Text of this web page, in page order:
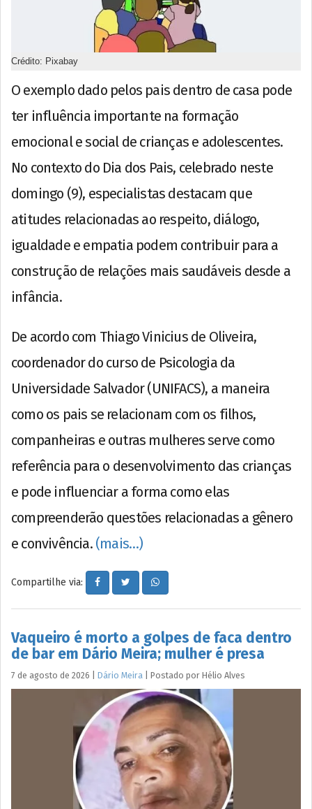
Crédito: Pixabay
O exemplo dado pelos pais dentro de casa pode
ter influência importante na formação
emocional e social de crianças e adolescentes.
No contexto do Dia dos Pais, celebrado neste
domingo (9), especialistas destacam que
atitudes relacionadas ao respeito, diálogo,
igualdade e empatia podem contribuir para a
construção de relações mais saudáveis desde a
infância.
De acordo com Thiago Vinicius de Oliveira,
coordenador do curso de Psicologia da
Universidade Salvador (UNIFACS), a maneira
como os pais se relacionam com os filhos,
companheiras e outras mulheres serve como
referência para o desenvolvimento das crianças
e pode influenciar a forma como elas
compreenderão questões relacionadas a gênero
e convivência. (mais…)
Compartilhe via:
Vaqueiro é morto a golpes de faca dentro
de bar em Dário Meira; mulher é presa
7 de agosto de 2026 Dário Meira Postado por Hélio Alves